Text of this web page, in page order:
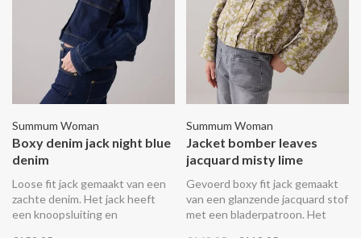
Summum Woman
Boxy denim jack night blue
denim
Loose fit jack gemaakt van een
zachte denim. Het jack heeft
een knoopsluiting en
Summum Woman
Jacket bomber leaves
jacquard misty lime
Gevoerd boxy fit jack gemaakt
van een glanzende jacquard stof
met een bladerpatroon. Het